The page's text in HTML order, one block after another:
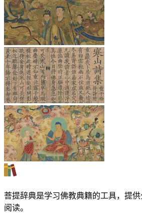
菩提辞典是学习佛教典籍的工具，提
阅读。